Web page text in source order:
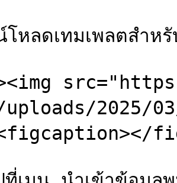
หลดเทมเพลตสำห
uploads/2025/